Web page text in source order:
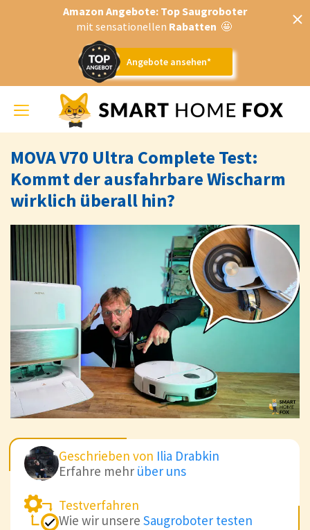
Amazon Angebote: Top Saugroboter
mit sensationellen Rabatten 🤩
Angebote ansehen*
Toggle
navigation
MOVA V70 Ultra Complete Test:
Kommt der ausfahrbare Wischarm
wirklich überall hin?
Geschrieben von Ilia Drabkin
Erfahre mehr über uns
Testverfahren
Wie wir unsere Saugroboter testen